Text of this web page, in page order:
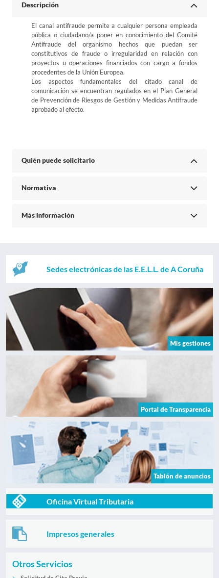
Descripción
El canal antifraude permite a cualquier persona empleada
pública o ciudadano/a poner en conocimiento del Comité
Antifraude del organismo hechos que puedan ser
constitutivos de fraude o irregularidad en relación con
proyectos u operaciones financiados con cargo a fondos
procedentes de la Unión Europea.
Los aspectos fundamentales del citado canal de
comunicación se encuentran regulados en el Plan General
de Prevención de Riesgos de Gestión y Medidas Antifraude
aprobado al efecto.
Quién puede solicitarlo
Normativa
Más información
Sedes electrónicas de las E.E.L.L. de A Coruña
Mis gestiones
Portal de Transparencia
Tablón de anuncios
Oficina Virtual Tributaria
Impresos generales
Otros Servicios